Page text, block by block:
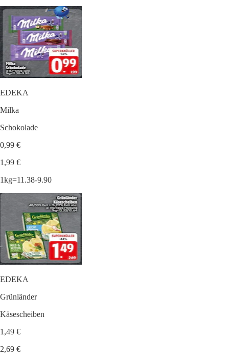
EDEKA
Milka
Schokolade
0,99 €
1,99 €
1kg=11.38-9.90
EDEKA
Grünländer
Käsescheiben
1,49 €
2,69 €